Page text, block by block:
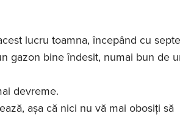
lucru toamna, începând cu
gazon bine îndesit, numai bun de
devreme.
așa că nici nu vă mai obosiți să